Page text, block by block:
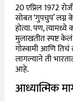
20 एप्रिल 1972
सोबत ‘गुपचुप’ लग्न
होत्या. पण,
मुलाखतीत स्पष्ट
गोस्वामी आणि
लागल्याने ती
आहे.
आध्यात्मिक